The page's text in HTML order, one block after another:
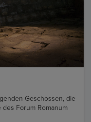
Geschossen, die
Forum Romanum